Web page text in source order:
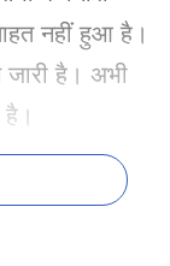
नहीं हुआ है।
है। अभी